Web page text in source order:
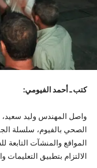
كتب ـ أحمد الفيومي:
واصل المهندس وليد
الصحي بالفيوم، سلسلة
المواقع والمنشآت التابعة
الالتزام بتطبيق التعليمات